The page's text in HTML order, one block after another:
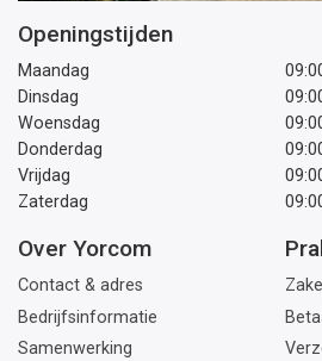
Openingstijden
Maandag
Dinsdag
Woensdag
Donderdag
Vrijdag
Zaterdag
Over Yorcom
Contact & adres
Bedrijfsinformatie
Samenwerking